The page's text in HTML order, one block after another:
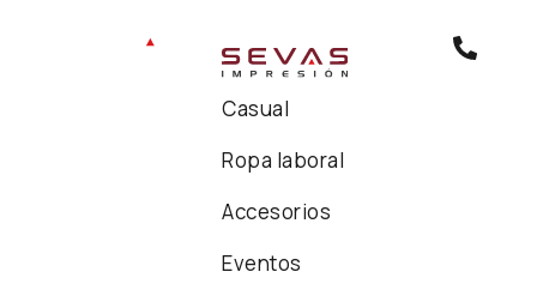
Casual
Ropa laboral
Accesorios
Eventos